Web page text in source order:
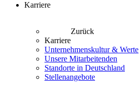
Karriere
Zurück
Karriere
Unternehmenskultur & Werte
Unsere Mitarbeitenden
Standorte in Deutschland
Stellenangebote